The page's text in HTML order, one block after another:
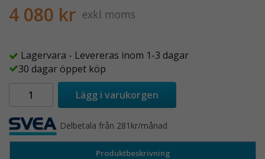
4 080 kr exkl moms
Lagervara - Levereras inom 1-3 dagar
30 dagar öppet köp
Lägg i varukorgen
Delbetala från 281kr/månad
Produktbeskrivning